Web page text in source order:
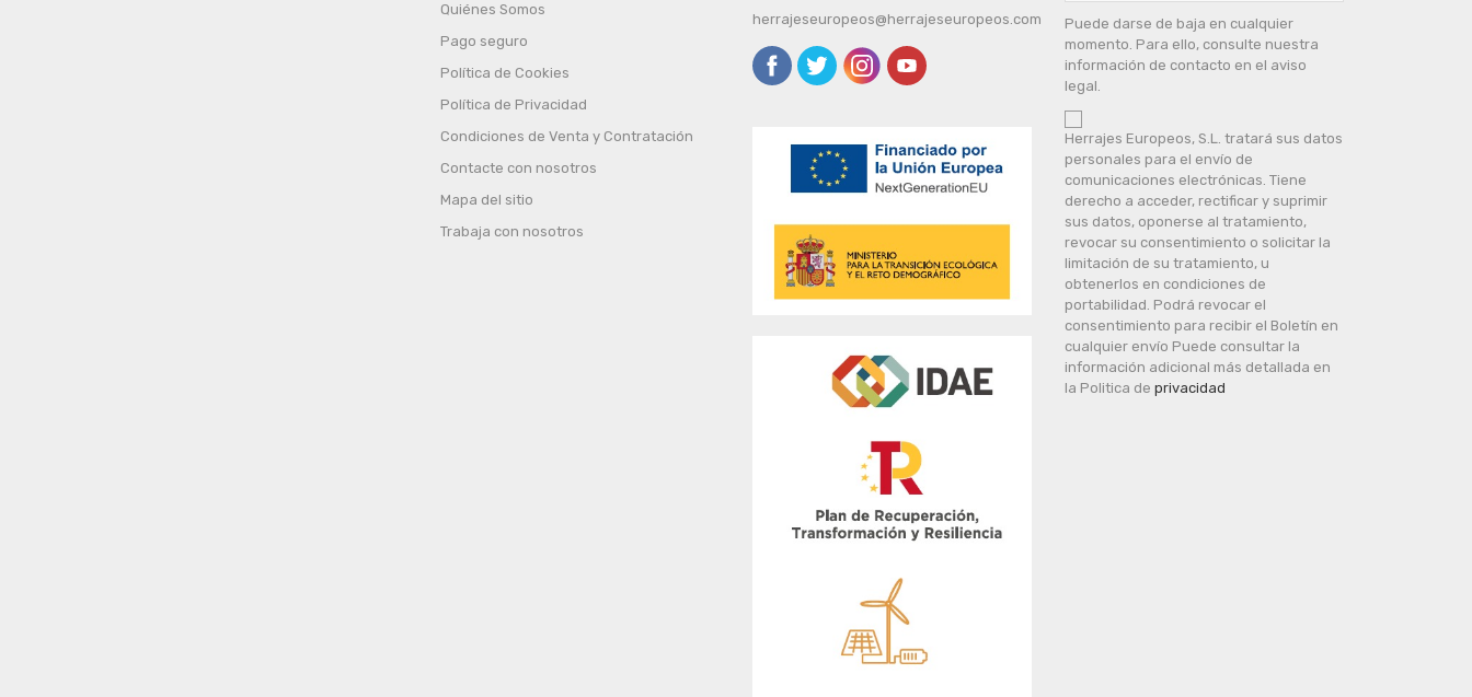
Quiénes Somos
Pago seguro
Política de Cookies
Política de Privacidad
Condiciones de Venta y Contratación
Contacte con nosotros
Mapa del sitio
Trabaja con nosotros
herrajeseuropeos@herrajeseuropeos.com
Puede darse de baja en cualquier
momento. Para ello, consulte nuestra
información de contacto en el aviso
legal.
Herrajes Europeos, S.L. tratará sus datos
personales para el envío de
comunicaciones electrónicas. Tiene
derecho a acceder, rectificar y suprimir
sus datos, oponerse al tratamiento,
revocar su consentimiento o solicitar la
limitación de su tratamiento, u
obtenerlos en condiciones de
portabilidad. Podrá revocar el
consentimiento para recibir el Boletín en
cualquier envío Puede consultar la
información adicional más detallada en
la Politica de privacidad